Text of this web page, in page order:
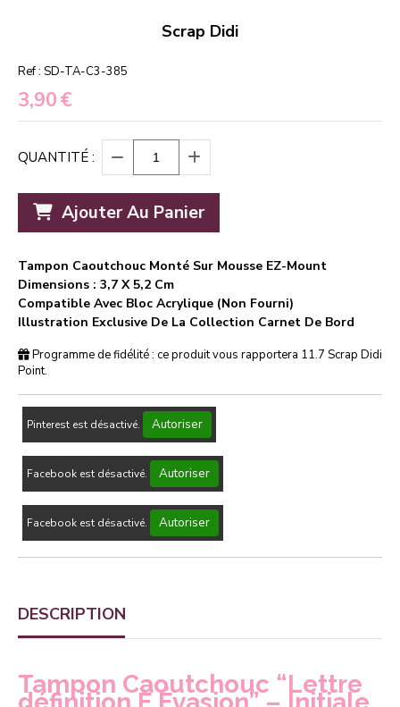
Scrap Didi
Ref : SD-TA-C3-385
3,90€
QUANTITÉ :
Ajouter Au Panier
Tampon Caoutchouc Monté Sur Mousse EZ-Mount
Dimensions : 3,7 X 5,2 Cm
Compatible Avec Bloc Acrylique (non Fourni)
Illustration Exclusive De La Collection Carnet De Bord
Programme de fidélité : ce produit vous rapportera 11.7 Scrap Didi
Point.
Pinterest est désactivé. Autoriser
Facebook est désactivé. Autoriser
Facebook est désactivé. Autoriser
DESCRIPTION
Tampon Caoutchouc “Lettre